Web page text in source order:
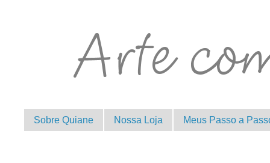
Sobre Quiane Nossa Loja Meus Passo a